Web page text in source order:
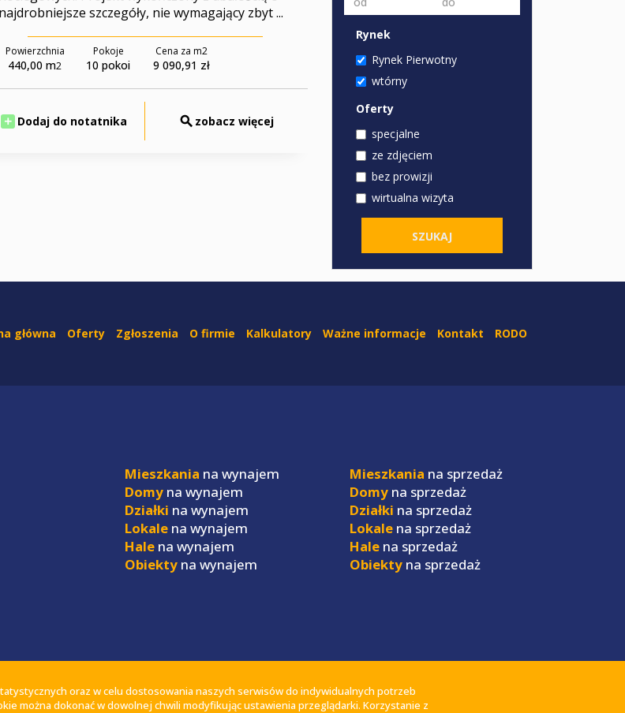
najdrobniejsze szczegóły, nie wymagający zbyt ...
Powierzchnia
440,00 m2
Pokoje
10 pokoi
Cena za m2
9 090,91 zł
Dodaj do notatnika zobacz więcej
Rynek
Rynek Pierwotny
wtórny
Oferty
specjalne
ze zdjęciem
bez prowizji
wirtualna wizyta
główna Oferty Zgłoszenia O firmie Kalkulatory Ważne informacje Kontakt RODO
Mieszkania na wynajem
Domy na wynajem
Działki na wynajem
Lokale na wynajem
Hale na wynajem
Obiekty na wynajem
Mieszkania na sprzedaż
Domy na sprzedaż
Działki na sprzedaż
Lokale na sprzedaż
Hale na sprzedaż
Obiekty na sprzedaż
oraz w celu dostosowania naszych serwisów do indywidualnych potrzeb
można dokonać w dowolnej chwili modyfikując ustawienia przeglądarki. Korzystanie z